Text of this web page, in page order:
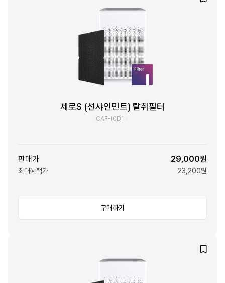
제로S (선샤인민트) 탈취필터
CAF-I0D1
판매가 29,000원
최대혜택가 23,200원
구매하기